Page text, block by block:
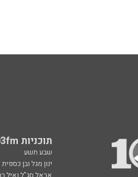
תוכניות 103fm
שבע תשע
ינון מגל ובן כספית